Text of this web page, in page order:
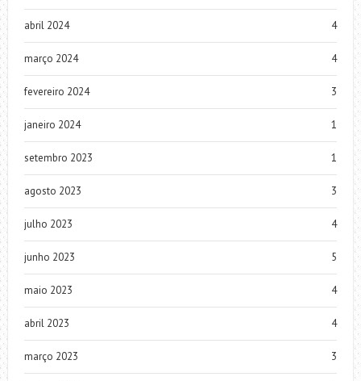
abril 2024 4
março 2024 4
fevereiro 2024 3
janeiro 2024 1
setembro 2023 1
agosto 2023 3
julho 2023 4
junho 2023 5
maio 2023 4
abril 2023 4
março 2023 3